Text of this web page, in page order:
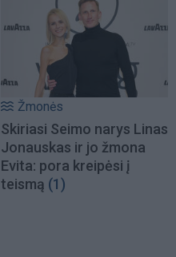
Žmonės
Skiriasi Seimo narys Linas
Jonauskas ir jo žmona
Evita: pora kreipėsi į
teismą (1)